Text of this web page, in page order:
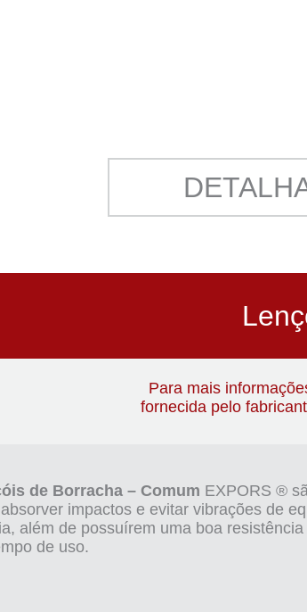
Para mais
fornecida pelo
de Borracha – Comum EXPORS ®
impactos e evitar vibrações de
além de possuírem uma boa
de uso.